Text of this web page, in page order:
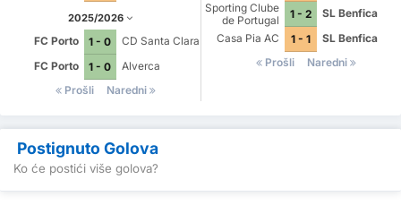
2025/2026
FC Porto 1 - 0
CD Santa Clara
FC Porto
1 - 0
Alverca
Prošli
Naredni
Sporting Clube
de Portugal
1 - 2
SL Benfica
Casa Pia AC
1 - 1
SL Benfica
Prošli
Naredni
Postignuto Golova
Ko će postići više golova?